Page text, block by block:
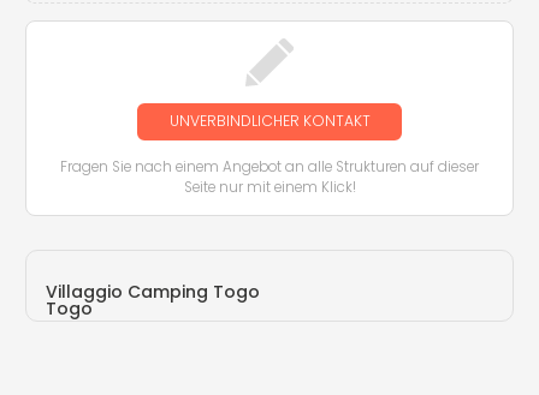
UNVERBINDLICHER KONTAKT
Fragen Sie nach einem Angebot an alle Strukturen auf dieser
Seite nur mit einem Klick!
Villaggio Camping Togo
Togo